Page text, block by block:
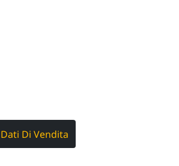
Dati Di Vendita